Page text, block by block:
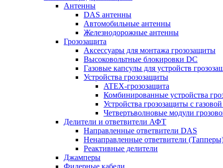
Антенны
DAS антенны
Автомобильные антенны
Железнодорожные антенны
Грозозащита
Аксессуары для монтажа грозозащиты
Высоковольтные блокировки DC
Газовые капсулы для устройств
Устройства грозозащиты
ATEX-грозозащита
Комбинированные устройства
Устройства грозозащиты с
Четвертьволновые модули
Делители и ответвители АФТ
Направленные ответвители DAS
Ненаправленные ответвители
Реактивные делители
Джамперы
Фидерные кабели